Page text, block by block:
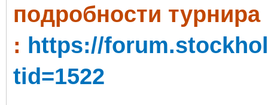
пoдробности турнира
: https://
tid=1522